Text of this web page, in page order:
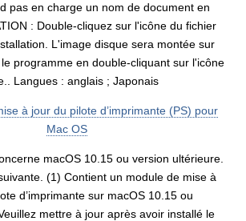
pas en charge un nom de document en
: Double-cliquez sur l'icône du fichier
L'image disque sera montée sur
programme en double-cliquant sur l'icône
Langues : anglais ; Japonais
à jour du pilote d’imprimante (PS) pour
Mac OS
macOS 10.15 ou version ultérieure.
(1) Contient un module de mise à
d’imprimante sur macOS 10.15 ou
mettre à jour après avoir installé le